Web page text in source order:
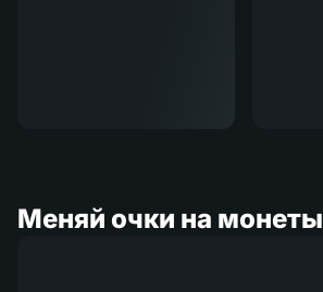
Меняй очки на монеты